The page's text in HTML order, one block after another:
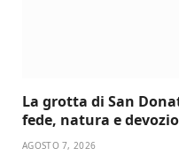
La grotta di San
fede, natura e
AGOSTO 7, 2026